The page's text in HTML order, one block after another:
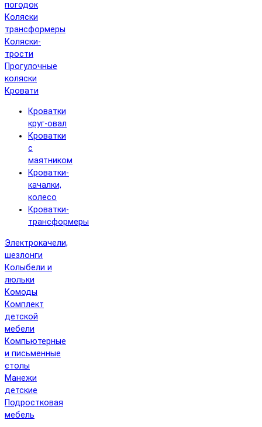
погодок
Коляски
трансформеры
Коляски-
трости
Прогулочные
коляски
Кровати
Кроватки
круг-овал
Кроватки
с
маятником
Кроватки-
качалки,
колесо
Кроватки-
трансформеры
Электрокачели,
шезлонги
Колыбели и
люльки
Комоды
Комплект
детской
мебели
Компьютерные
и письменные
столы
Манежи
детские
Подростковая
мебель